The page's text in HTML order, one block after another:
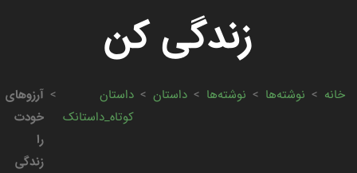
زندگی کن
خانه > نوشته‌ها > نوشته‌ها > داستان > داستان
کوتاه_داستانک
> آرزوهای
خودت
را
زندگی